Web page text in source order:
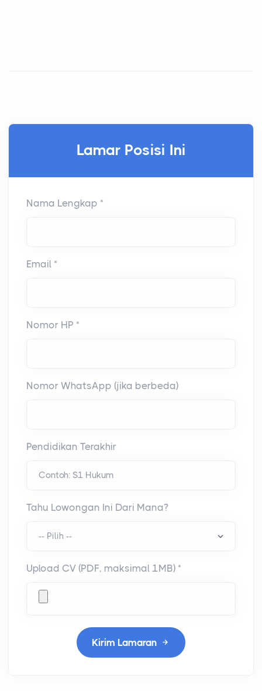
Lamar Posisi Ini
Nama Lengkap *
Email *
Nomor HP *
Nomor WhatsApp (jika berbeda)
Pendidikan Terakhir
Tahu Lowongan Ini Dari Mana?
Upload CV (PDF, maksimal 1MB) *
Kirim Lamaran